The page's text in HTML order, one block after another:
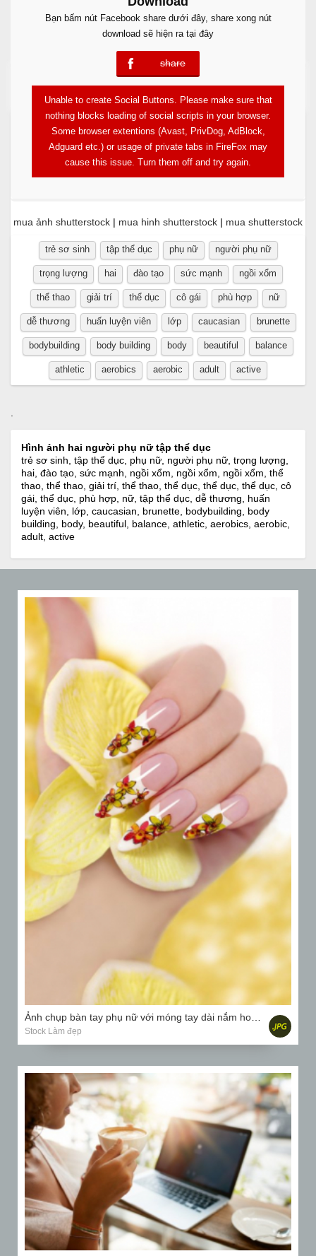
Free Download
Bạn bấm nút Facebook share dưới đây, share xong nút
download sẽ hiện ra tại đây
share
error
Unable to create Social Buttons. Please make sure that
nothing blocks loading of social scripts in your browser.
Some browser extentions (Avast, PrivDog, AdBlock,
Adguard etc.) or usage of private tabs in FireFox may
cause this issue. Turn them off and try again.
mua ảnh shutterstock | mua hinh shutterstock | mua shutterstock
trẻ sơ sinh tập thể dục phụ nữ người phụ nữ
trọng lượng hai đào tạo sức mạnh ngồi xổm
thể thao giải trí thể dục cô gái phù hợp nữ
dễ thương huấn luyện viên lớp caucasian brunette
bodybuilding body building body beautiful balance
athletic aerobics aerobic adult active
.
Hình ảnh hai người phụ nữ tập thể dục
trẻ sơ sinh, tập thể dục, phụ nữ, người phụ nữ, trọng lượng,
hai, đào tạo, sức mạnh, ngồi xổm, ngồi xổm, ngồi xổm, thể
thao, thể thao, giải trí, thể thao, thể dục, thể dục, thể dục, cô
gái, thể dục, phù hợp, nữ, tập thể dục, dễ thương, huấn
luyện viên, lớp, caucasian, brunette, bodybuilding, body
building, body, beautiful, balance, athletic, aerobics, aerobic,
adult, active
Stock Làm đẹp